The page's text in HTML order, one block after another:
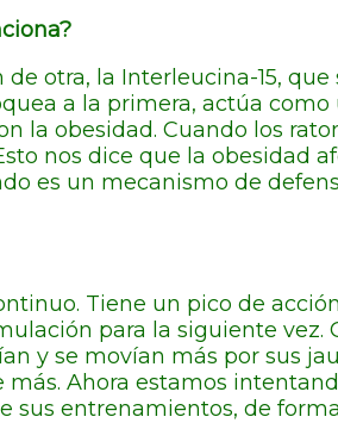
otra, la Interleucina-15, que
a la primera, actúa
la obesidad. Cuando los
nos dice que la obesidad
es un mecanismo de
Tiene un pico de
para la siguiente vez.
y se movían más por sus
Ahora estamos
entrenamientos, de